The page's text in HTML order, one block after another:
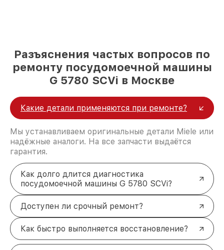
Разъяснения частых вопросов по
ремонту посудомоечной машины
G 5780 SCVi в Москве
Какие детали применяются при ремонте?
Мы устанавливаем оригинальные детали Miele или
надёжные аналоги. На все запчасти выдаётся
гарантия.
Как долго длится диагностика
посудомоечной машины G 5780 SCVi?
Доступен ли срочный ремонт?
Как быстро выполняется восстановление?